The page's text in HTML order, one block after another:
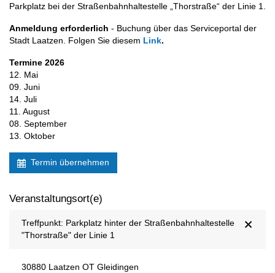
Parkplatz bei der Straßenbahnhaltestelle „Thorstraße“ der Linie 1.
Anmeldung erforderlich - Buchung über das Serviceportal der
Stadt Laatzen. Folgen Sie diesem Link.
Termine 2026
12. Mai
09. Juni
14. Juli
11. August
08. September
13. Oktober
Termin übernehmen
Veranstaltungsort(e)
Treffpunkt: Parkplatz hinter der Straßenbahnhaltestelle
"Thorstraße" der Linie 1
30880 Laatzen OT Gleidingen